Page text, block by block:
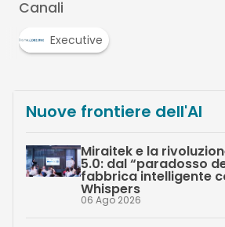
Canali
Executive
Nuove frontiere dell'AI
Miraitek e la
5.0: dal “paradosso
fabbrica intelligente
Whispers
06 Ago 2026